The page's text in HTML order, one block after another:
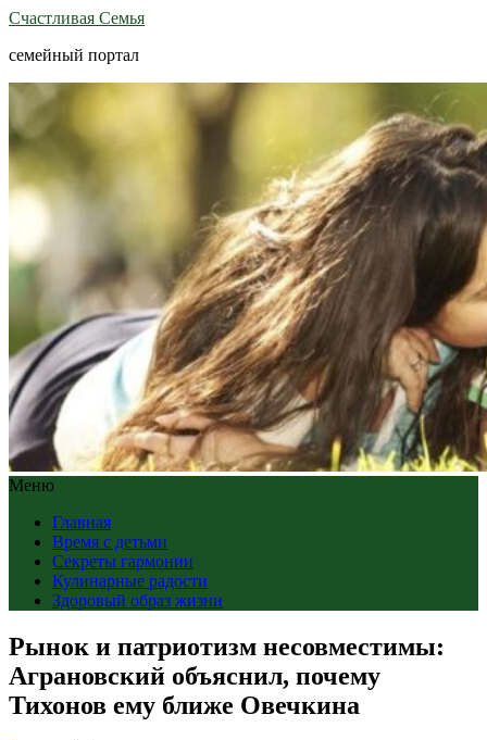
Счастливая Семья
семейный портал
Меню
Главная
Время с детьми
Секреты гармонии
Кулинарные радости
Здоровый образ жизни
Рынок и патриотизм несовместимы:
Аграновский объяснил, почему
Тихонов ему ближе Овечкина